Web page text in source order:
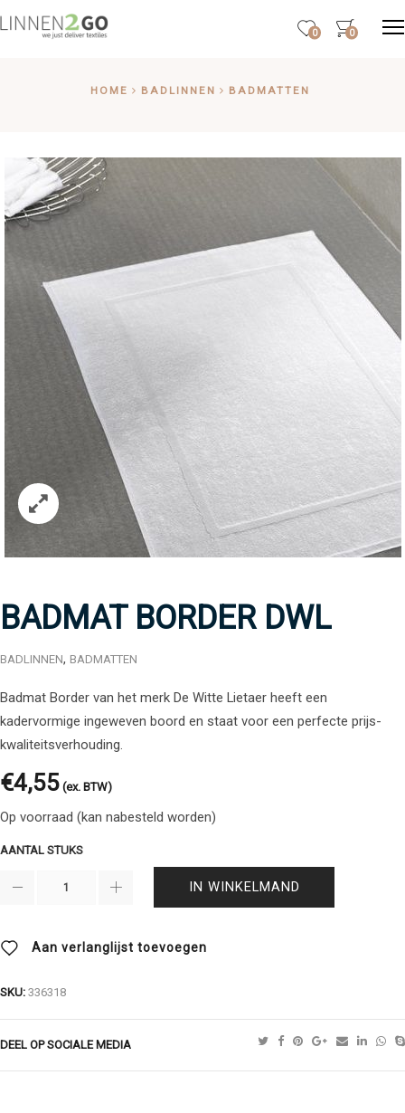
0 0
HOME BADLINNEN BADMATTEN
BADMAT BORDER DWL
BADLINNEN, BADMATTEN
Badmat Border van het merk De Witte Lietaer heeft een
kadervormige ingeweven boord en staat voor een perfecte prijs-
kwaliteitsverhouding.
€4,55 (ex. BTW)
Op voorraad (kan nabesteld worden)
AANTAL STUKS
IN WINKELMAND
Aan verlanglijst toevoegen
SKU: 336318
DEEL OP SOCIALE MEDIA